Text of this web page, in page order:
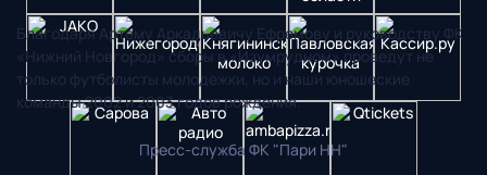
Благодаря Артему Аркадьевичу Ефремову и руководству ФК
«Нижний Новгород» сборы в «Изумрудном» проведут не
только футболисты молодежки, но и наши юношеские
команды 2002 и 2003 годов рождения.
Пресс-служба ФК "Пари НН"